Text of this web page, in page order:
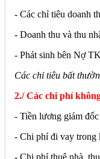
- Các chỉ tiêu doanh
- Doanh thu và thu
- Phát sinh bên Nợ
Các chỉ tiêu bất
2./ Các chi phí
- Tiền lương giám
- Chi phí đi vay trong
- Chi phí thuê nhà,